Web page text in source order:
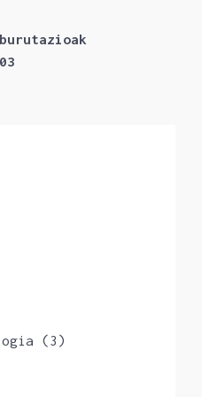
(3)